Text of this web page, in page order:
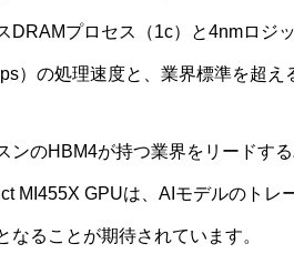
DRAMプロセス（1c）と4nmロジ
）の処理速度と、業界標準を超
ンのHBM4が持つ業界をリードす
MI455X GPUは、AIモデルのト
なることが期待されています。